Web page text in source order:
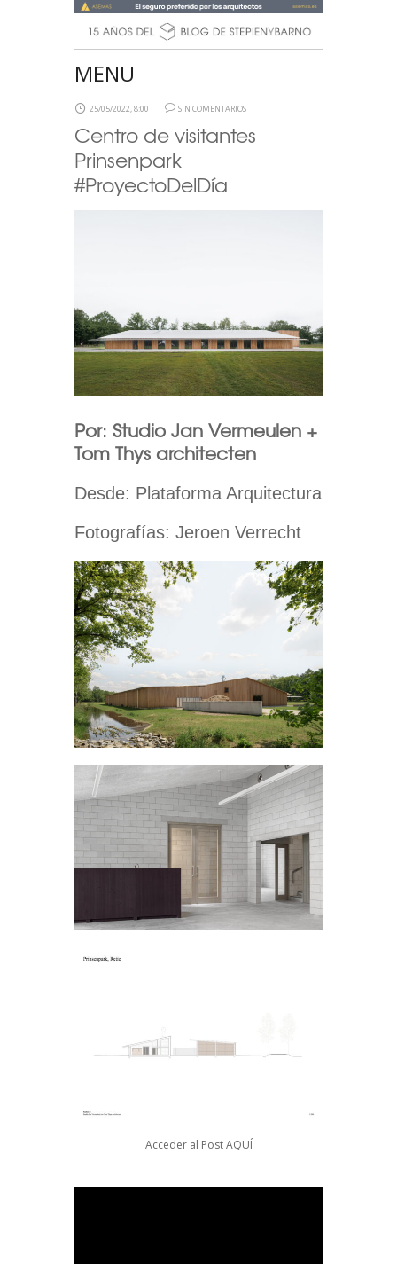
MENU
25/05/2022, 8:00 SIN COMENTARIOS
Centro de visitantes
Prinsenpark
#ProyectoDelDía
Por: Studio Jan Vermeulen +
Tom Thys architecten
Desde: Plataforma Arquitectura
Fotografías: Jeroen Verrecht
Acceder al PostAQUÍ